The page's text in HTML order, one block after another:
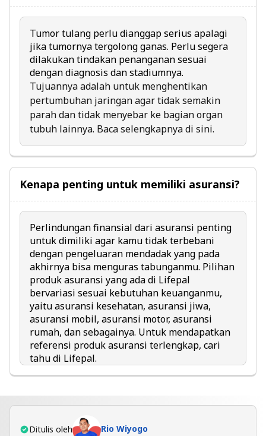
Tumor tulang perlu dianggap serius apalagi
jika tumornya tergolong ganas. Perlu segera
dilakukan tindakan penanganan sesuai
dengan diagnosis dan stadiumnya.
Tujuannya adalah untuk menghentikan
pertumbuhan jaringan agar tidak semakin
parah dan tidak menyebar ke bagian organ
tubuh lainnya. Baca selengkapnyadi sini.
Kenapa penting untuk memiliki asuransi?
Perlindungan finansial dari asuransi penting
untuk dimiliki agar kamu tidak terbebani
dengan pengeluaran mendadak yang pada
akhirnya bisa menguras tabunganmu. Pilihan
produk asuransi yang ada di Lifepal
bervariasi sesuai kebutuhan keuanganmu,
yaituasuransi kesehatan, asuransi jiwa,
asuransi mobil, asuransi motor, asuransi
rumah, dan sebagainya. Untuk mendapatkan
referensi produk asuransi terlengkap, cari
tahu di Lifepal.
Ditulis oleh Rio Wiyogo